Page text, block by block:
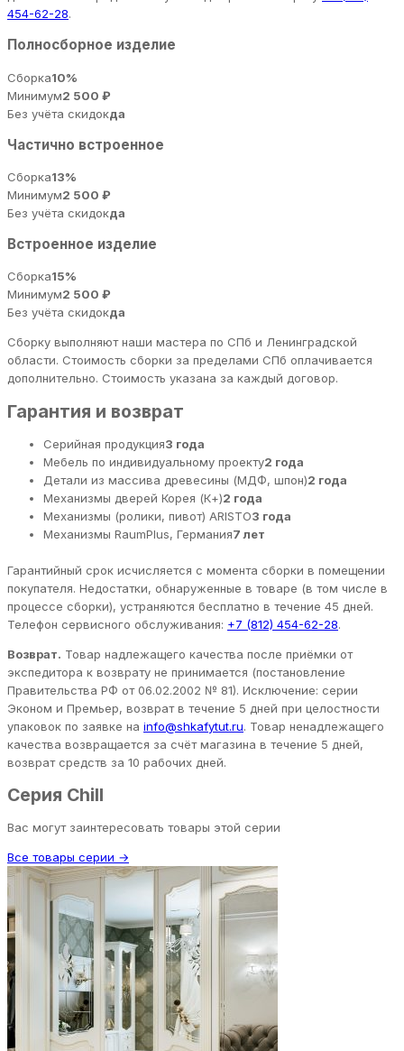
454-62-28.
Полносборное изделие
Сборка10%
Минимум2 500 ₽
Без учёта скидокда
Частично встроенное
Сборка13%
Минимум2 500 ₽
Без учёта скидокда
Встроенное изделие
Сборка15%
Минимум2 500 ₽
Без учёта скидокда
Сборку выполняют наши мастера по СПб и Ленинградской
области. Стоимость сборки за пределами СПб оплачивается
дополнительно. Стоимость указана за каждый договор.
Гарантия и возврат
Серийная продукция3 года
Мебель по индивидуальному проекту2 года
Детали из массива древесины (МДФ, шпон)2 года
Механизмы дверей Корея (К+)2 года
Механизмы (ролики, пивот) ARISTO3 года
Механизмы RaumPlus, Германия7 лет
Гарантийный срок исчисляется с момента сборки в помещении
покупателя. Недостатки, обнаруженные в товаре (в том числе в
процессе сборки), устраняются бесплатно в течение 45 дней.
Телефон сервисного обслуживания: +7 (812) 454-62-28.
Возврат. Товар надлежащего качества после приёмки от
экспедитора к возврату не принимается (постановление
Правительства РФ от 06.02.2002 № 81). Исключение: серии
Эконом и Премьер, возврат в течение 5 дней при целостности
упаковок по заявке на info@shkafytut.ru. Товар ненадлежащего
качества возвращается за счёт магазина в течение 5 дней,
возврат средств за 10 рабочих дней.
Серия Chill
Вас могут заинтересовать товары этой серии
Все товары серии →